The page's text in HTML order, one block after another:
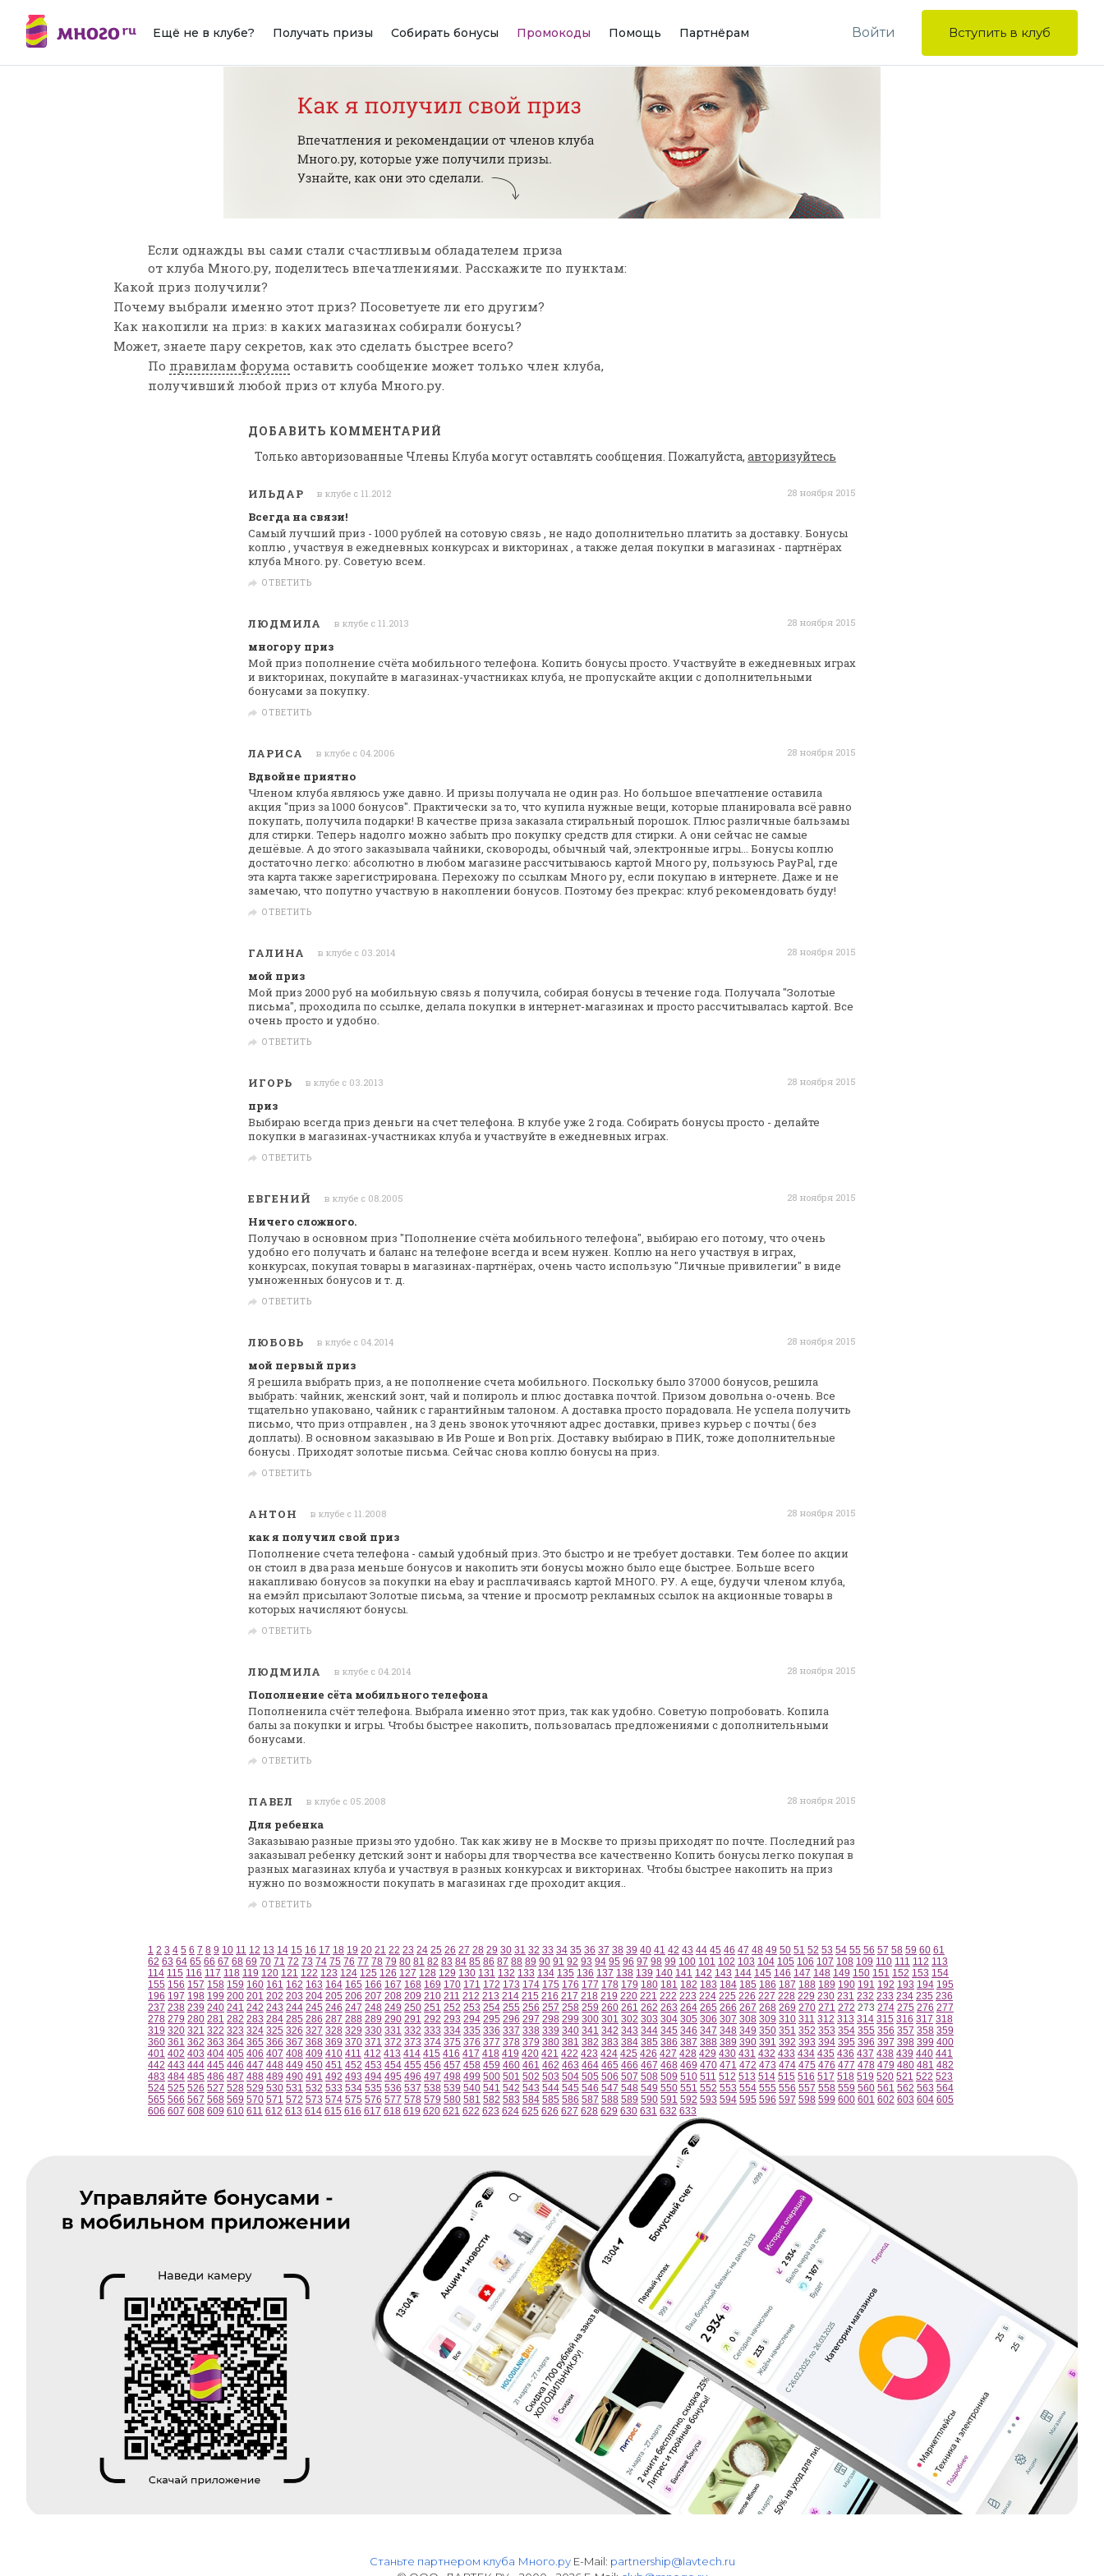
Ещё не в клубе? Получать призы Собирать бонусы Промокоды Помощь Партнёрам Войти Вступить в клуб
Если однажды вы сами стали счастливым обладателем приза
от клуба Много.ру, поделитесь впечатлениями. Расскажите по пунктам:
Какой приз получили?
Почему выбрали именно этот приз? Посоветуете ли его другим?
Как накопили на приз: в каких магазинах собирали бонусы?
Может, знаете пару секретов, как это сделать быстрее всего?
По правилам форума оставить сообщение может только член клуба,
получивший любой приз от клуба Много.ру.
ДОБАВИТЬ КОММЕНТАРИЙ
Только авторизованные Члены Клуба могут оставлять сообщения. Пожалуйста, авторизуйтесь
ИЛЬДАР в клубе с 11.2012 28 ноября 2015
Всегда на связи!
Самый лучший приз - 1000 рублей на сотовую связь , не надо дополнительно платить за доставку. Бонусы
коплю , участвуя в ежедневных конкурсах и викторинах , а также делая покупки в магазинах - партнёрах
клуба Много. ру. Советую всем.
ОТВЕТИТЬ
ЛЮДМИЛА в клубе с 11.2013 28 ноября 2015
многору приз
Мой приз пополнение счёта мобильного телефона. Копить бонусыпросто. Участвуйте в ежедневных играх
и викторинах, покупайте в магазинах-участниках клуба, не пропускайте акции с дополнительными
бонусами за покупку.
ОТВЕТИТЬ
ЛАРИСА в клубе с 04.2006 28 ноября 2015
Вдвойне приятно
Членом клуба являюсь уже давно. И призы получала не одинраз. Но большое впечатление оставила
акция "приз за 1000 бонусов". Практически за то, что купила нужные вещи, которые планировала всё равно
покупать, получила подарки! В качестве приза заказала стиральный порошок. Плюс различные бальзамы
для стирки. Теперь надолго можно забыть про покупкусредств для стирки. А они сейчас не самые
дешёвые. А до этого заказывала чайники, сковороды, обычный чай, электронные игры... Бонусы коплю
достаточно легко: абсолютно в любом магазинерассчитываюсь картой Много ру, пользуюсь PayPal, где
этакарта также зарегистрирована. Перехожу по ссылкам Много ру, если покупаю в интернете. Даже и не
замечаю, что попутно участвую в накоплении бонусов. Поэтому без прекрас: клуб рекомендовать буду!
ОТВЕТИТЬ
ГАЛИНА в клубе с 03.2014 28 ноября 2015
мой приз
Мой приз 2000 руб на мобильную связь я получила, собирая бонусы в течение года. Получала "Золотые
письма", проходилапо ссылке, делала покупки в интернет-магазинах и просторассчитывалась картой. Все
очень просто и удобно.
ОТВЕТИТЬ
ИГОРЬ в клубе с 03.2013 28 ноября 2015
приз
Выбираю всегда приз деньги на счет телефона. В клубе уже 2года. Собирать бонусы просто - делайте
покупки в магазинах-участниках клуба и участвуйте в ежедневных играх.
ОТВЕТИТЬ
ЕВГЕНИЙ в клубе с 08.2005 28 ноября 2015
Ничего сложного.
Получаю в основном приз "Пополнение счёта мобильного телефона", выбираю его потому, что очень
удобно его получать и баланс на телефоне всегда и всем нужен. Коплю на него участвуя в играх,
конкурсах, покупая товары в магазинах-партнёрах, очень часто использую "Личные привилегии" в виде
умноженных бонусов и т. д.
ОТВЕТИТЬ
ЛЮБОВЬ в клубе с 04.2014 28 ноября 2015
мой первый приз
Я решила выбрать приз, а не пополнение счета мобильного. Поскольку было 37000 бонусов, решила
выбрать: чайник, женский зонт, чай и полироль и плюс доставка почтой. Призом довольна о-очень. Все
тщательно упаковано, чайник сгарантийным талоном. А доставка просто порадовала. Не успелаполучить
письмо, что приз отправлен , на 3 день звонокуточняют адрес доставки, привез курьер с почты ( без
доплаты). В основном заказываю в Ив Роше и Bon prix. Доставку выбираю в ПИК, тоже дополнительные
бонусы . Приходят золотые письма. Сейчас снова коплю бонусы на приз.
ОТВЕТИТЬ
АНТОН в клубе с 11.2008 28 ноября 2015
как я получил свой приз
Пополнение счета телефона - самый удобный приз. Это быстро и не требует доставки. Тем более по акции
он стоил в два разаменьше бонусов и накопить эти бонусы можно было еще быстрее. Больше всего
накапливаю бонусов за покупки на ebay ирасплачиваясь картой МНОГО. РУ. А еще, будучи членом клуба,
на емэйл присылают Золотые письма, за чтение и просмотррекламных ссылок на акционные товары в
которых начисляютбонусы.
ОТВЕТИТЬ
ЛЮДМИЛА в клубе с 04.2014 28 ноября 2015
Пополнение сёта мобильного телефона
Пополненила счёт телефона. Выбрала именно этот приз, так какудобно. Советую попробовать. Копила
балы за покупки и игры. Чтобы быстрее накопить, пользовалась предложениями сдополнительными
бонусами.
ОТВЕТИТЬ
ПАВЕЛ в клубе с 05.2008 28 ноября 2015
Для ребенка
Заказываю разные призы это удобно. Так как живу не в Москве то призы приходят по почте. Последний раз
заказывал ребенку детский зонт и наборы для творчества все качественно Копить бонусы легко покупая в
разных магазинах клуба и участвуя в разных конкурсах и викторинах. Чтобы быстрее накопить на приз
нужно по возможности покупать в магазинах где проходит акция..
ОТВЕТИТЬ
1 2 3 4 5 6 7 8 9 10 11 12 13 14 15 16 17 18 19 20 21 22 23 24 25 26 27 28 29 30 31 32 33 34 35 36 37 38 39 40 41 42 43 44 45 46 47 48 49 50 51 52 53 54 55 56 57 58 59 60 61
62 63 64 65 66 67 68 69 70 71 72 73 74 75 76 77 78 79 80 81 82 83 84 85 86 87 88 89 90 91 92 93 94 95 96 97 98 99 100 101 102 103 104 105 106 107 108 109 110 111 112 113
114 115 116 117 118 119 120 121 122 123 124 125 126 127 128 129 130 131 132 133 134 135 136 137 138 139 140 141 142 143 144 145 146 147 148 149 150 151 152 153 154
155 156 157 158 159 160 161 162 163 164 165 166 167 168 169 170 171 172 173 174 175 176 177 178 179 180 181 182 183 184 185 186 187 188 189 190 191 192 193 194 195
196 197 198 199 200 201 202 203 204 205 206 207 208 209 210 211 212 213 214 215 216 217 218 219 220 221 222 223 224 225 226 227 228 229 230 231 232 233 234 235 236
237 238 239 240 241 242 243 244 245 246 247 248 249 250 251 252 253 254 255 256 257 258 259 260 261 262 263 264 265 266 267 268 269 270 271 272 273 274 275 276 277
278 279 280 281 282 283 284 285 286 287 288 289 290 291 292 293 294 295 296 297 298 299 300 301 302 303 304 305 306 307 308 309 310 311 312 313 314 315 316 317 318
319 320 321 322 323 324 325 326 327 328 329 330 331 332 333 334 335 336 337 338 339 340 341 342 343 344 345 346 347 348 349 350 351 352 353 354 355 356 357 358 359
360 361 362 363 364 365 366 367 368 369 370 371 372 373 374 375 376 377 378 379 380 381 382 383 384 385 386 387 388 389 390 391 392 393 394 395 396 397 398 399 400
401 402 403 404 405 406 407 408 409 410 411 412 413 414 415 416 417 418 419 420 421 422 423 424 425 426 427 428 429 430 431 432 433 434 435 436 437 438 439 440 441
442 443 444 445 446 447 448 449 450 451 452 453 454 455 456 457 458 459 460 461 462 463 464 465 466 467 468 469 470 471 472 473 474 475 476 477 478 479 480 481 482
483 484 485 486 487 488 489 490 491 492 493 494 495 496 497 498 499 500 501 502 503 504 505 506 507 508 509 510 511 512 513 514 515 516 517 518 519 520 521 522 523
524 525 526 527 528 529 530 531 532 533 534 535 536 537 538 539 540 541 542 543 544 545 546 547 548 549 550 551 552 553 554 555 556 557 558 559 560 561 562 563 564
565 566 567 568 569 570 571 572 573 574 575 576 577 578 579 580 581 582 583 584 585 586 587 588 589 590 591 592 593 594 595 596 597 598 599 600 601 602 603 604 605
606 607 608 609 610 611 612 613 614 615 616 617 618 619 620 621 622 623 624 625 626 627 628 629 630 631 632 633
Станьте партнером клуба Много.руE-Mail: partnership@lavtech.ru